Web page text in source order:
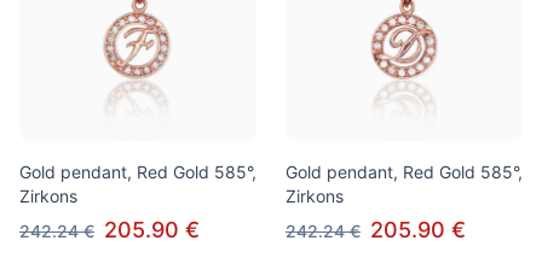
Gold pendant, Red Gold 585°,
Zirkons
242.24 € 205.90 €
Gold pendant, Red Gold 585°,
Zirkons
242.24 € 205.90 €